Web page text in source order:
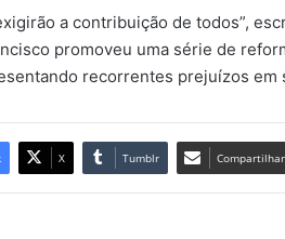
a contribuição de todos”,
promoveu uma série de
recorrentes prejuízos em
X Tumblr